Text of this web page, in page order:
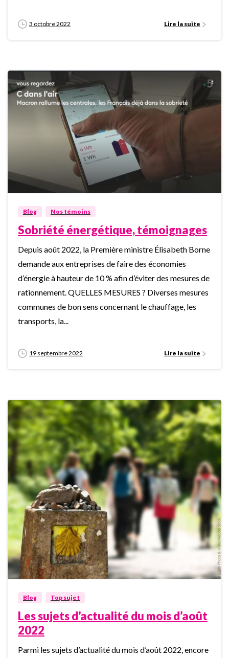
3 octobre 2022 Lire la suite
Blog Nos témoins
Sobriété énergétique, témoignages
Depuis août 2022, la Première ministre Élisabeth Borne
demande aux entreprises de faire des économies
d’énergie à hauteur de 10 % afin d’éviter des mesures de
rationnement. QUELLES MESURES ? Diverses mesures
communes de bon sens concernant le chauffage, les
transports, la...
19 septembre 2022 Lire la suite
Blog Top sujet
Les sujets d’actualité du mois d’août
2022
Parmi les sujets d’actualité du mois d’août 2022, encore